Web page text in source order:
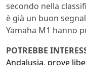
secondo nella
è già un buon
Yamaha M1 hanno
POTREBBE
Andalusia, prove